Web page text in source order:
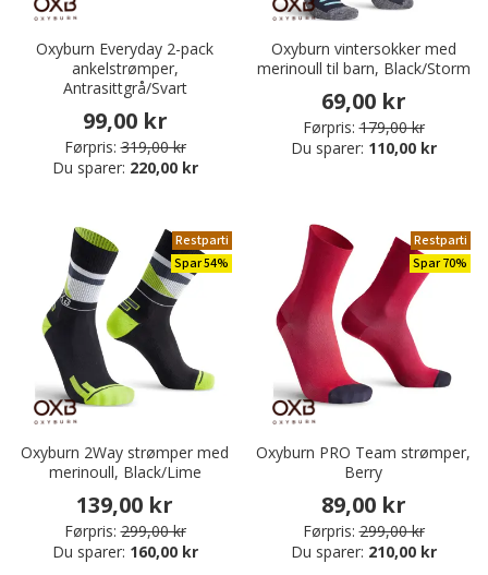
Oxyburn Everyday 2-pack
ankelstrømper,
Antrasittgrå/Svart
99,00 kr
Førpris: 319,00 kr
Du sparer: 220,00 kr
Oxyburn vintersokker med
merinoull til barn, Black/Storm
69,00 kr
Førpris: 179,00 kr
Du sparer: 110,00 kr
Restparti
Spar 54%
Oxyburn 2Way strømper med
merinoull, Black/Lime
139,00 kr
Førpris: 299,00 kr
Du sparer: 160,00 kr
Restparti
Spar 70%
Oxyburn PRO Team strømper,
Berry
89,00 kr
Førpris: 299,00 kr
Du sparer: 210,00 kr